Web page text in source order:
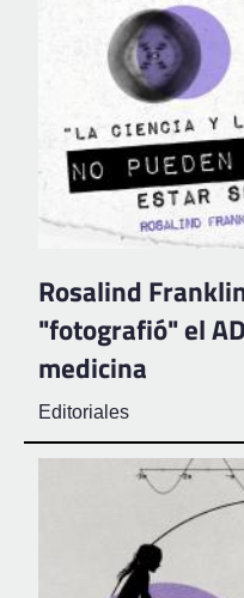
Rosalind
"fotografió" el
medicina
Editoriales